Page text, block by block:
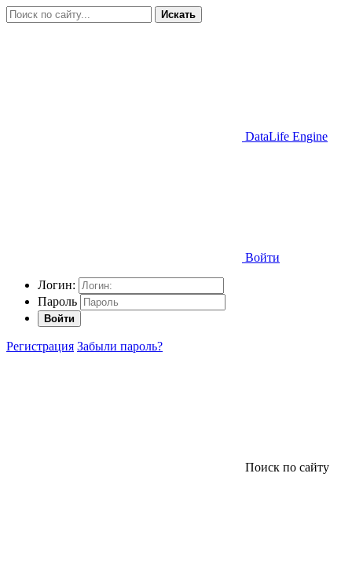
Искать
DataLife Engine
Войти
Логин:
Пароль
Войти
Регистрация Забыли пароль?
Поиск по сайту